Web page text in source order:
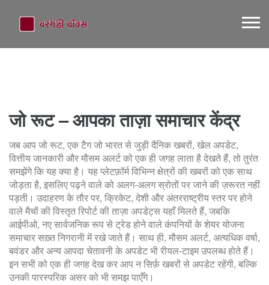
जो रूट – आपका ताज़ा समाचार केंद्र
जब आपजो रूट, एक टैग जो भारत से जुड़ी दैनिक खबरों, खेल अपडेट,
वित्तीय जानकारी और मौसम अलर्ट को एक ही जगह लाता हैदेखते हैं, तो तुरंत
समझेंगे कि यह क्या है। यह प्लेटफ़ॉर्म विभिन्न क्षेत्रों की खबरों को एक साथ
जोड़ता है, इसलिए पढ़ने वाले को अलग‑अलग स्रोतों पर जाने की ज़रूरत नहीं
पड़ती। उदाहरण के तौर पर, क्रिकेट, देशी और अंतरराष्ट्रीय स्तर पर होने
वाले मैचों की विस्तृत रिपोर्टकी ताज़ा अपडेट्स यहाँ मिलते हैं, जबकि
आईपीओ, नए सार्वजनिक रूप से ट्रेड होने वाले कंपनियों के शेयर योजना
समाचारसख़्त निगरानी में रखे जाते हैं। साथ ही, मौसम अलर्ट, अत्यधिक वर्षा,
बवंडर और अन्य आपदा चेतावनी के अपडेटभी रीयल‑टाइम उपलब्ध होते हैं।
इन सभी को एक ही जगह देख कर आप न सिर्फ़ खबरों से अपडेट रहेंगी, बल्कि
उनकी पारस्परिक असर को भी समझ पाएँगे।